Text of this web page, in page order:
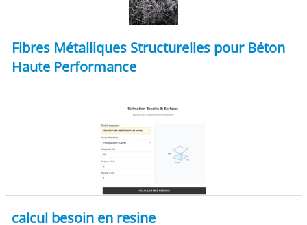
Fibres Métalliques Structurelles pour Béton
Haute Performance
calcul besoin en resine